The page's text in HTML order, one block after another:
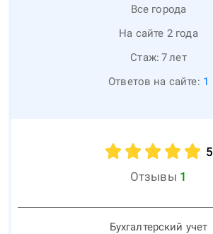
Все города
На сайте 2 года
Стаж: 7лет
Ответов на сайте: 1
5
Отзывы 1
Бухгалтерский учет